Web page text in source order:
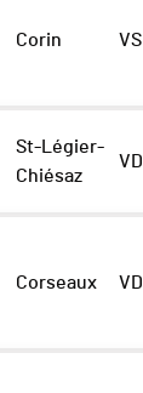
Corin VS
St-Légier-
Chiésaz
VD
Corseaux VD